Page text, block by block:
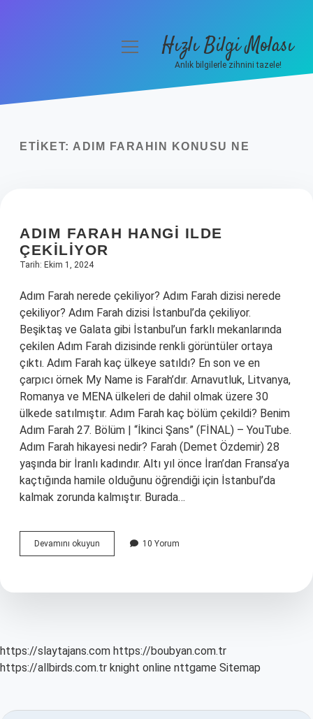
Yasal Uyarı
menüyüHızlı Bilgi Molası
Anlık bilgilerle zihnini tazele!
ETIKET: ADIM FARAHIN KONUSU NE
ADIM FARAH HANGI ILDE
ÇEKILIYOR
Tarih: Ekim 1, 2024
Adım Farah nerede çekiliyor? Adım Farah dizisi nerede
çekiliyor? Adım Farah dizisi İstanbul’da çekiliyor.
Beşiktaş ve Galata gibi İstanbul’un farklı mekanlarında
çekilen Adım Farah dizisinde renkli görüntüler ortaya
çıktı. Adım Farah kaç ülkeye satıldı? En son ve en
çarpıcı örnek My Name is Farah’dır. Arnavutluk, Litvanya,
Romanya ve MENA ülkeleri de dahil olmak üzere 30
ülkede satılmıştır. Adım Farah kaç bölüm çekildi? Benim
Adım Farah 27. Bölüm | “İkinci Şans” (FİNAL) – YouTube.
Adım Farah hikayesi nedir? Farah (Demet Özdemir) 28
yaşında bir İranlı kadındır. Altı yıl önce İran’dan Fransa’ya
kaçtığında hamile olduğunu öğrendiği için İstanbul’da
kalmak zorunda kalmıştır. Burada…
Devamını okuyun
Farah
Çekiliyor
10 Yorum
https://slaytajans.com https://boubyan.com.tr
https://allbirds.com.tr knight online nttgame Sitemap